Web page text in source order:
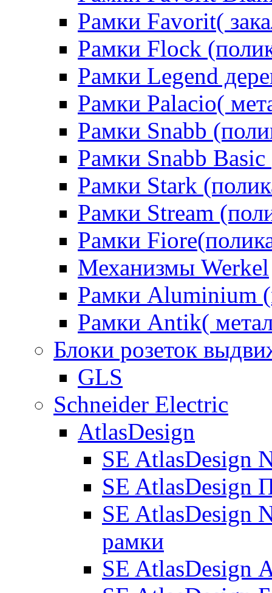
Рамки Favorit(
Рамки Flock
Рамки Legend
Рамки Palacio(
Рамки Snabb
Рамки Snabb
Рамки Stark
Рамки Stream
Рамки
Механизмы Werkel
Рамки Aluminium
Рамки Antik(
Блоки розеток
GLS
Schneider Electric
AtlasDesign
SE AtlasDesign
SE AtlasDesign
SE AtlasDesign
рамки
SE AtlasDesign